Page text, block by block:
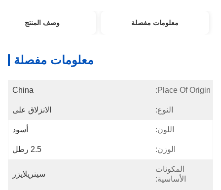
معلومات مفصلة وصف المنتج
معلومات مفصلة
Place Of Origin:
China
النوع: الانزلاق على
اللون: أسود
الوزن: 2.5 رطل
المكونات
الأساسية:
سينريلايزر